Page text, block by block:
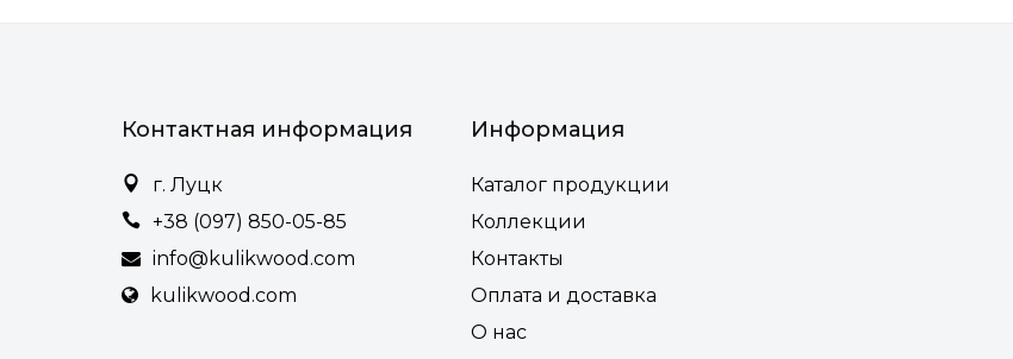
Контактная информация
г. Луцк
+38 (097) 850-05-85
info@kulikwood.com
kulikwood.com
Информация
Каталог продукции
Коллекции
Контакты
Оплата и доставка
О нас